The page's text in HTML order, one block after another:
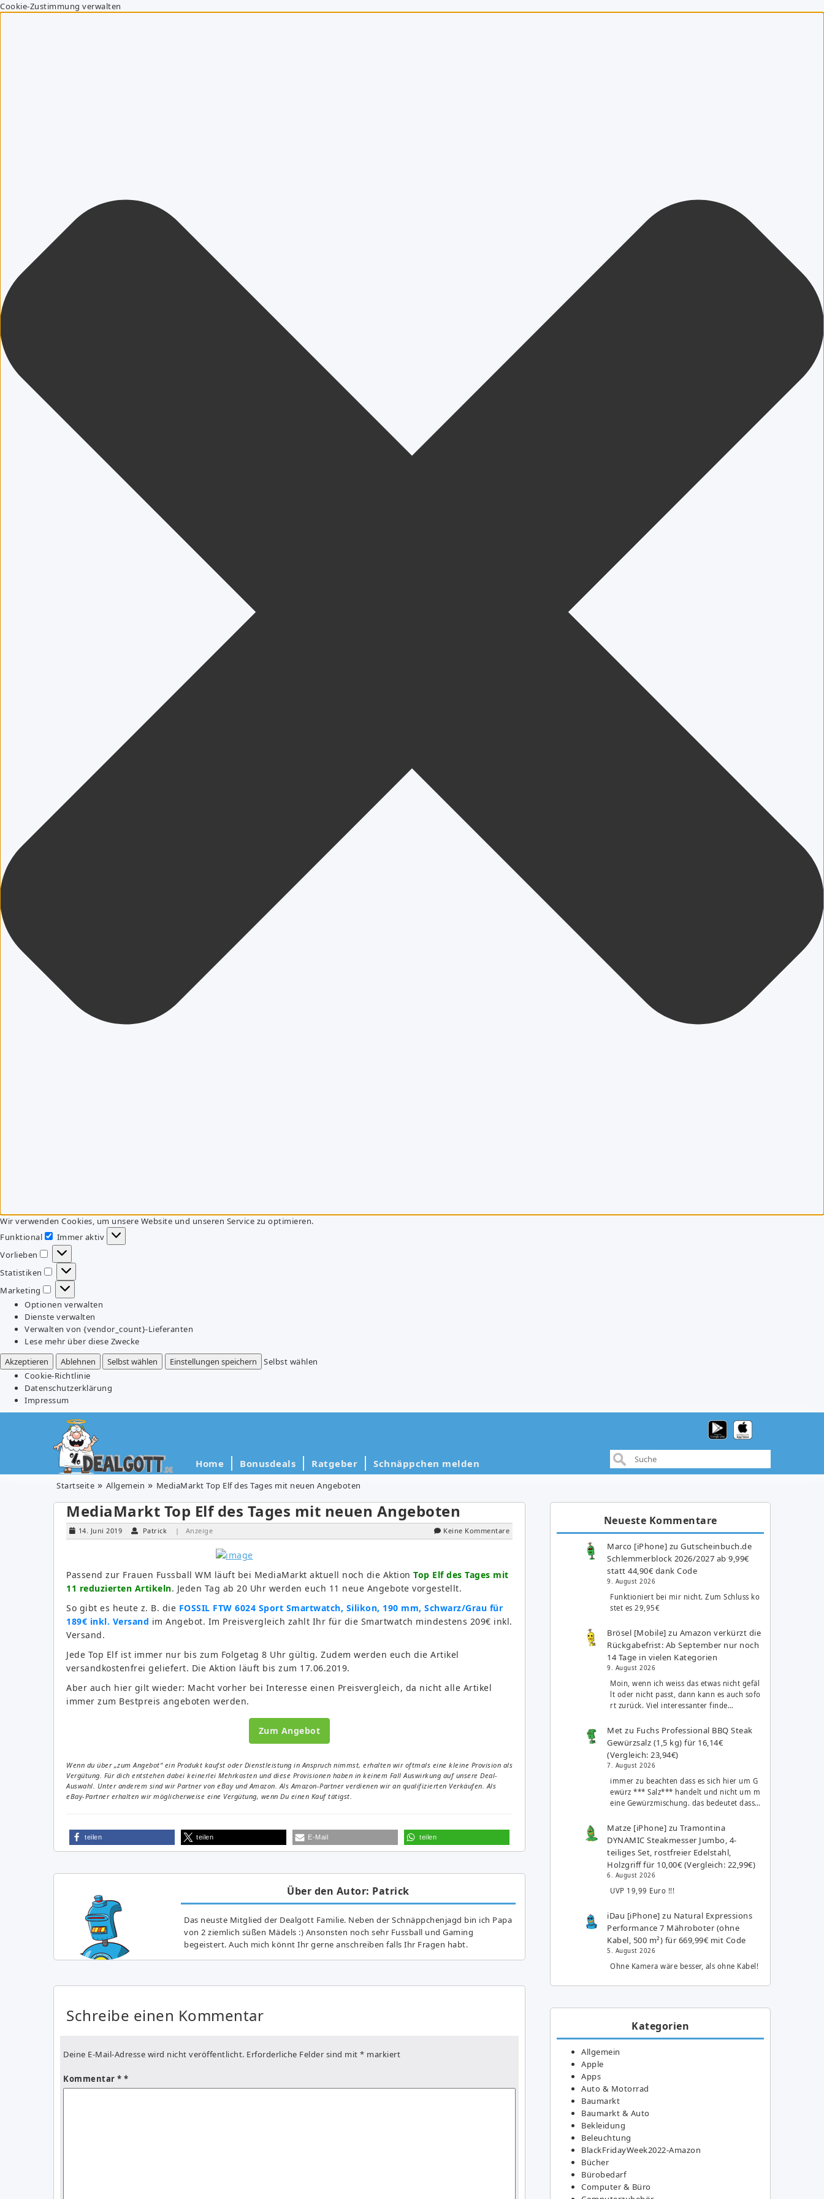
Cookie-Zustimmung verwalten
Wir verwenden Cookies, um unsere Website und unseren Service zu optimieren.
Funktional
Funktional
Immer aktiv
Vorlieben
Vorlieben
Statistiken
Statistiken
Marketing
Marketing
Optionen verwalten
Dienste verwalten
Verwalten von {vendor_count}-Lieferanten
Lese mehr über diese Zwecke
Akzeptieren
Ablehnen Selbst wählen Einstellungen speichern
Selbst wählen
Cookie-Richtlinie
Datenschutzerklärung
Impressum
Home Bonusdeals Ratgeber Schnäppchen melden
Startseite Allgemein MediaMarkt Top Elf des Tages mit neuen Angeboten
MediaMarkt Top Elf des Tages mit neuen Angeboten
14. Juni 2019 Patrick | Anzeige Keine Kommentare
Passend zur Frauen Fussball WM läuft bei MediaMarkt aktuell noch die Aktion Top Elf des Tages mit
11 reduzierten Artikeln. Jeden Tag ab 20 Uhr werden euch 11 neue Angebote vorgestellt.
So gibt es heute z. B. die FOSSIL FTW 6024 Sport Smartwatch, Silikon, 190 mm, Schwarz/Grau für
189€ inkl. Versand im Angebot. Im Preisvergleich zahlt Ihr für die Smartwatch mindestens 209€ inkl.
Versand.
Jede Top Elf ist immer nur bis zum Folgetag 8 Uhr gültig. Zudem werden euch die Artikel
versandkostenfrei geliefert. Die Aktion läuft bis zum 17.06.2019.
Aber auch hier gilt wieder: Macht vorher bei Interesse einen Preisvergleich, da nicht alle Artikel
immer zum Bestpreis angeboten werden.
Zum Angebot
Wenn du über „zum Angebot“ ein Produkt kaufst oder Dienstleistung in Anspruch nimmst, erhalten wir oftmals eine kleine Provision als
Vergütung. Für dich entstehen dabei keinerlei Mehrkosten und diese Provisionen haben in keinem Fall Auswirkung auf unsere Deal-
Auswahl. Unter anderem sind wir Partner von eBay und Amazon. Als Amazon-Partner verdienen wir an qualifizierten Verkäufen. Als
eBay-Partner erhalten wir möglicherweise eine Vergütung, wenn Du einen Kauf tätigst.
teilen teilen E-Mail teilen
Über den Autor: Patrick
Das neuste Mitglied der Dealgott Familie. Neben der Schnäppchenjagd bin ich Papa
von 2 ziemlich süßen Mädels :) Ansonsten noch sehr Fussball und Gaming
begeistert. Auch mich könnt Ihr gerne anschreiben falls Ihr Fragen habt.
Schreibe einen Kommentar
Deine E-Mail-Adresse wird nicht veröffentlicht. Erforderliche Felder sind mit * markiert
Kommentar *
Neueste Kommentare
Marco [iPhone] zuGutscheinbuch.de
Schlemmerblock 2026/2027 ab 9,99€
statt 44,90€ dank Code
9. August 2026
Funktioniert bei mir nicht. Zum Schluss ko
stet es 29,95€
Brösel [Mobile] zu Amazon verkürzt die
Rückgabefrist: Ab September nur noch
14 Tage in vielen Kategorien
9. August 2026
Moin, wenn ich weiss das etwas nicht gefäl
lt oder nicht passt, dann kann es auch sofo
rt zurück. Viel interessanter finde…
Met zu Fuchs Professional BBQ Steak
Gewürzsalz (1,5 kg) für 16,14€
(Vergleich: 23,94€)
7. August 2026
immer zu beachten dass es sich hier um G
ewürz *** Salz*** handelt und nicht um m
eine Gewürzmischung. das bedeutet dass…
Matze [iPhone] zuTramontina
DYNAMIC Steakmesser Jumbo, 4-
teiliges Set, rostfreier Edelstahl,
Holzgriff für 10,00€ (Vergleich: 22,99€)
6. August 2026
UVP 19,99 Euro !!!
iDau [iPhone] zu Natural Expressions
Performance 7 Mähroboter (ohne
Kabel, 500 m²) für 669,99€ mit Code
5. August 2026
Ohne Kamera wäre besser, als ohne Kabel!
Kategorien
Allgemein
Apple
Apps
Auto & Motorrad
Baumarkt
Baumarkt & Auto
Bekleidung
Beleuchtung
BlackFridayWeek2022-Amazon
Bücher
Bürobedarf
Computer & Büro